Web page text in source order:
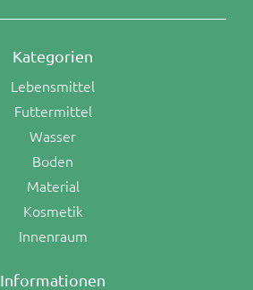
Kategorien
Lebensmittel
Futtermittel
Wasser
Boden
Material
Kosmetik
Innenraum
Informationen